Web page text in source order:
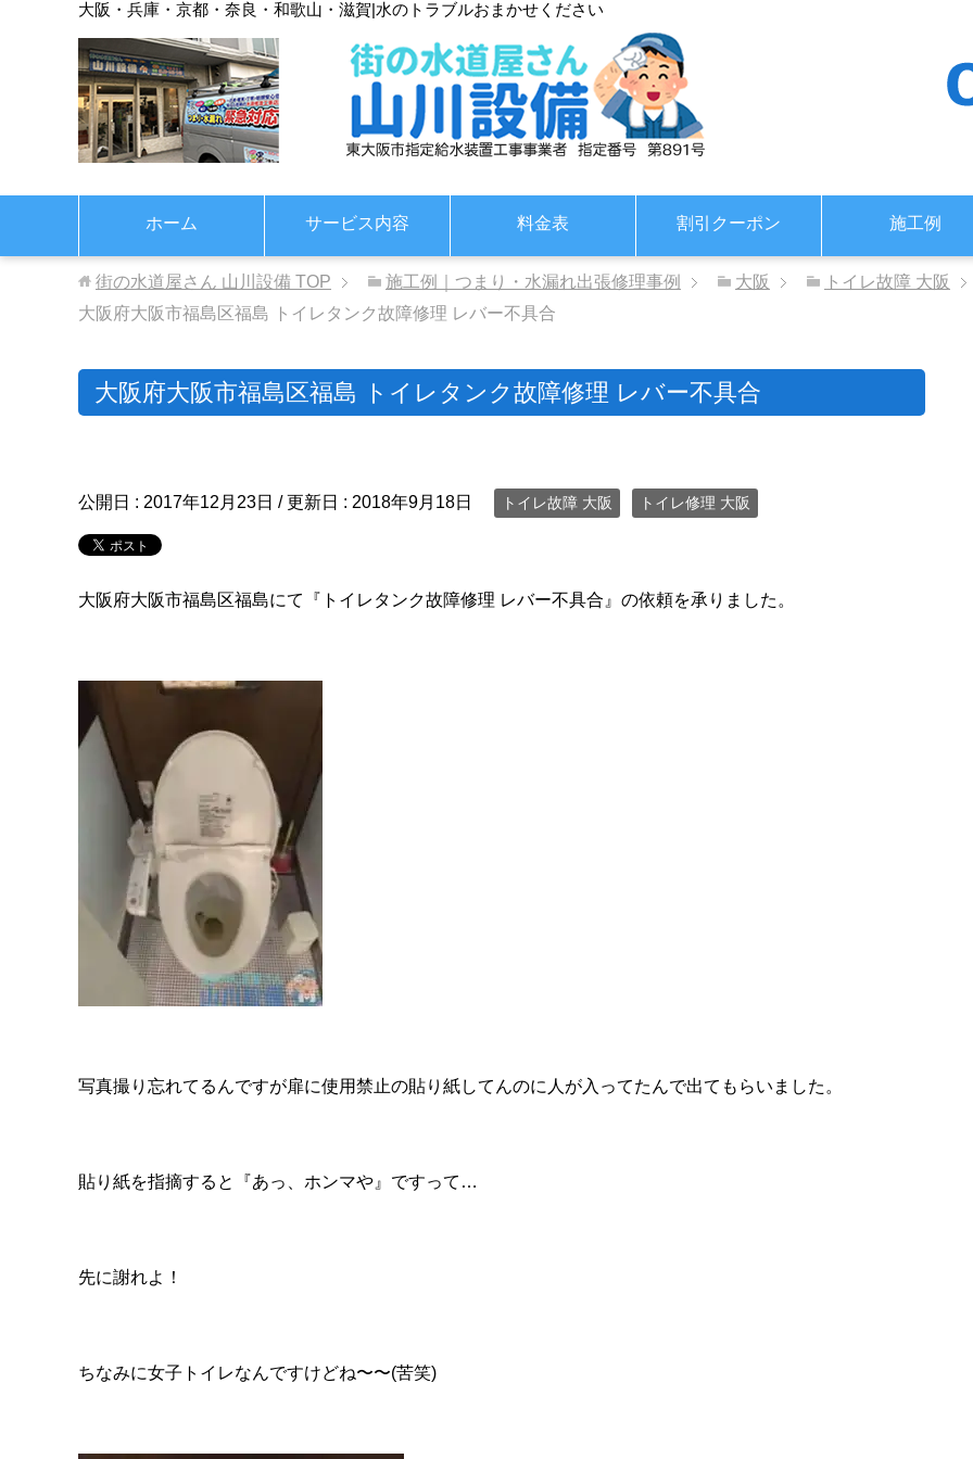
大阪・兵庫・京都・奈良・和歌山・滋賀|水のトラブルおまかせください
ホーム サービス内容 料金表 割引クーポン 施工例
街の水道屋さん 山川設備 TOP 施工例｜つまり・水漏れ出張修理事例 大阪
トイレ故障 大阪
大阪府大阪市福島区福島 トイレタンク故障修理 レバー不具合
大阪府大阪市福島区福島 トイレタンク故障修理 レバー不具合
公開日 : 2017年12月23日 / 更新日 : 2018年9月18日 トイレ故障 大阪 トイレ修理 大阪
大阪府大阪市福島区福島にて『トイレタンク故障修理 レバー不具合』の依頼を承りました。
写真撮り忘れてるんですが扉に使用禁止の貼り紙してんのに人が入ってたんで出てもらいました。
貼り紙を指摘すると『あっ、ホンマや』ですって…
先に謝れよ！
ちなみに女子トイレなんですけどね〜〜(苦笑)